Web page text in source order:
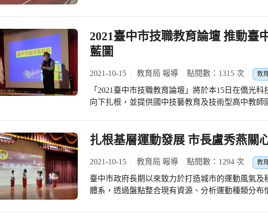
能力不足，有使用安全上的疑慮，市府瞭解全校
由教育部補助822萬4,000元，及市府籌編工程經費
7,000元，校舍得以拆除重建，今日新校舍將提供
校舍西側為教學大樓，東側一、二樓為行政空間，
讀站，設置數位視聽及多功能學習空間，相關設備
及市政府自籌款80萬元，合計280萬元，提供學生
區打造一座優質的活動場域。 教育局楊振昇局長
整個教學環境設施更為完善，除了解決既有老舊校
2021臺中市技職教育論壇 推動臺
藍圖
2021-10-15 教育局 報導 點閱數：1315 次 教
「2021臺中市技職教育論壇」將於本15日在僑光
向下扎根，並提供國中技藝教育及技術型高中教師
來賓與談。 本論壇由公益平台文化基金會董事長嚴長壽及國際技能組織副會長林三
供建言，並邀請臺灣裁判團隊召集人侯世光、國際
朱大江及歷屆技職國手分享經驗，及由Skills for U
術型高中教師進行培力工作坊。 以「觀光旅遊讓臺灣和世界交朋友」為職志，有
扎根基層運動發展 市長盧秀燕關
2021-10-15 教育局 報導 點閱數：1294 次 教
臺中市政府長期以來致力於打造城市的運動風氣及
體系，透過盤點整合現有資源、分析運動種類分布